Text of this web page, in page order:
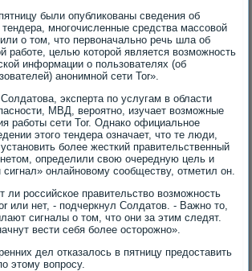
были опубликованы сведения об
многочисленные средства массовой
о том, что первоначально речь шла об
работе, целью которой является возможность
информации о пользователях (об
анонимной сети Tor».
эксперта по услугам в области
МВД, вероятно, изучает возможные
работы сети Tor. Однако официальное
этого тендера означает, что те люди,
более жесткий правительственный
определили свою очередную цель и
онлайновому сообществу, отметил он.
ли российское правительство возможность
или нет, - подчеркнул Солдатов. - Важно то,
сигналы о том, что они за этим следят.
вести себя более осторожно».
дел отказалось в пятницу предоставить
этому вопросу.